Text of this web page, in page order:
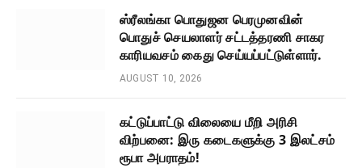
ஸ்ரீலங்கா பொதுஜன பெரமுனவின்
பொதுச் செயலாளர் சட்டத்தரணி சாகர
காரியவசம் கைது செய்யப்பட்டுள்ளார்.
AUGUST 10, 2026
கட்டுப்பாட்டு விலையை மீறி அரிசி
விற்பனை: இரு கடைகளுக்கு 3 இலட்சம்
ரூபா அபராதம்!